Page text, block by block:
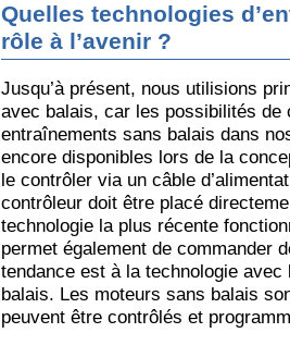
Quelles technologies
rôle à l’avenir ?
Jusqu’à présent, nous utilisions
avec balais, car les possibilités de
entraînements sans balais dans
encore disponibles lors de la
le contrôler via un câble
contrôleur doit être placé
technologie la plus récente
permet également de commander
tendance est à la technologie avec
balais. Les moteurs sans balais
peuvent être contrôlés et